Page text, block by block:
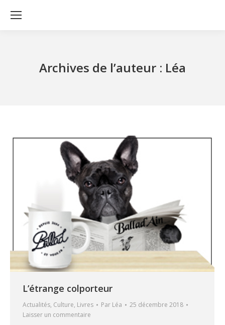
Archives de l’auteur : Léa
L’étrange colporteur
Actualités, Culture, Livres Par Léa
25 décembre 2018
Laisser un commentaire